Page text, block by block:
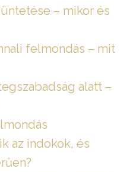
– mikor és
felmondás – mit
alatt –
az indokok, és